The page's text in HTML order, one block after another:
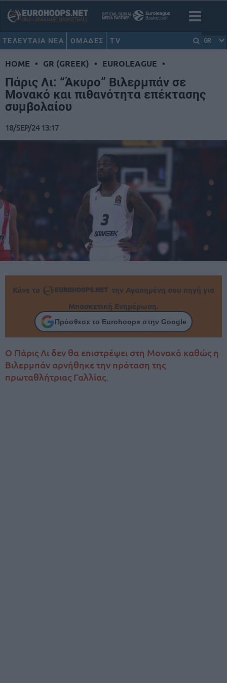
ΤΕΛΕΥΤΑΙΑ ΝΕΑ ΟΜΑΔΕΣ TV GR
HOME • GR (GREEK) • EUROLEAGUE •
Πάρις Λι: “Άκυρο” Βιλερμπάν σε
Μονακό και πιθανότητα επέκτασης
συμβολαίου
18/SEP/24 13:17
Κάνε το
την Αγαπημένη σου πηγή για
Μπασκετική Ενημέρωση.
Πρόσθεσε το Eurohoops στην Google
Ο Πάρις Λι δεν θα επιστρέψει στη Μονακό καθώς η
Βιλερμπάν αρνήθηκε την πρόταση της
πρωταθλήτριας Γαλλίας.